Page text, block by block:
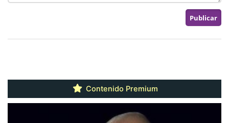
Contenido Premium